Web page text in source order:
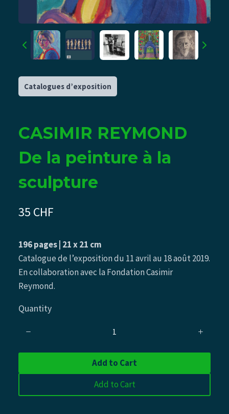
Catalogues d’exposition
CASIMIR REYMOND
De la peinture à la
sculpture
N
w
35 CHF
196 pages | 21 x 21 cm
Catalogue de l’exposition du 11 avril au 18 août 2019.
En collaboration avec la Fondation Casimir
Reymond.
Quantity
Add to Cart
Add to Cart